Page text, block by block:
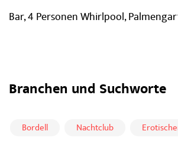
Bar, 4 Personen Whirlpool,
Branchen und Suchworte
Bordell Nachtclub